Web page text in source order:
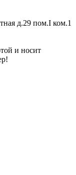
д.29 пом.I ком.1
и носит